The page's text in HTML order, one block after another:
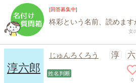
[回答募集中]
柊彩という名前、読めます
女
淳六郎
じゅんろくろう 淳 六
姓名判断
0